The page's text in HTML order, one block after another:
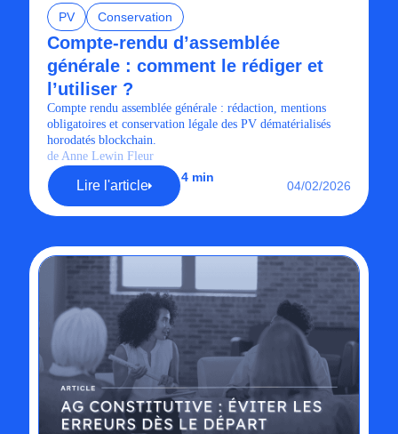
PV Conservation
Compte-rendu d’assemblée
générale : comment le rédiger et
l’utiliser ?
Compte rendu assemblée générale : rédaction, mentions
obligatoires et conservation légale des PV dématérialisés
horodatés blockchain.
de Anne Lewin Fleur
Lire l'article
4 min
04/02/2026